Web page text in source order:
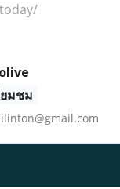
ยมชม